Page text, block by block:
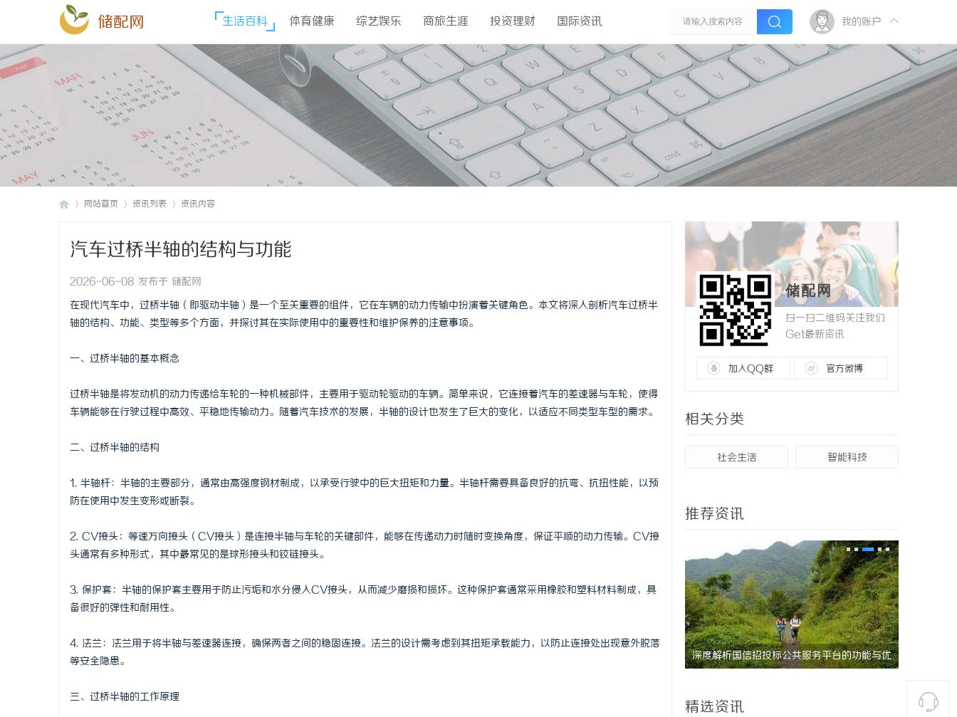
储配网 生活百科 体育健康 综艺娱乐 商旅生涯 投资理财 国际资讯 我的账户
网站首页 资讯列表 资讯内容
汽车过桥半轴的结构与功能
2026-06-08 发布于 储配网
在现代汽车中，过桥半轴（即驱动半轴）是一个至关重要的组件，它在车辆的动力传输中扮演着关键角色。本文将深入剖析汽车过桥半
轴的结构、功能、类型等多个方面，并探讨其在实际使用中的重要性和维护保养的注意事项。
一、过桥半轴的基本概念
过桥半轴是将发动机的动力传递给车轮的一种机械部件，主要用于驱动轮驱动的车辆。简单来说，它连接着汽车的差速器与车轮，使得
车辆能够在行驶过程中高效、平稳地传输动力。随着汽车技术的发展，半轴的设计也发生了巨大的变化，以适应不同类型车型的需求。
二、过桥半轴的结构
1. 半轴杆：半轴的主要部分，通常由高强度钢材制成，以承受行驶中的巨大扭矩和力量。半轴杆需要具备良好的抗弯、抗扭性能，以预
防在使用中发生变形或断裂。
2. CV接头：等速万向接头（CV接头）是连接半轴与车轮的关键部件，能够在传递动力时随时变换角度，保证平顺的动力传输。CV接
头通常有多种形式，其中最常见的是球形接头和铰链接头。
3. 保护套：半轴的保护套主要用于防止污垢和水分侵入CV接头，从而减少磨损和损坏。这种保护套通常采用橡胶和塑料材料制成，具
备很好的弹性和耐用性。
4. 法兰：法兰用于将半轴与差速器连接，确保两者之间的稳固连接。法兰的设计需考虑到其扭矩承载能力，以防止连接处出现意外脱落
等安全隐患。
三、过桥半轴的工作原理
储配网
扫一扫二维码关注我们
Get最新资讯
加入QQ群 官方微博
相关分类
社会生活 智能科技
推荐资讯
深度解析国信招投标公共服务平台的功能与优
精选资讯